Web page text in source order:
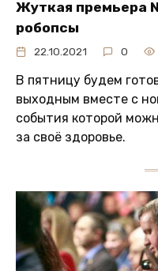
Жуткая премьера
робопсы
22.10.2021 0
В пятницу будем
выходным вместе с
события которой
за своё здоровье.